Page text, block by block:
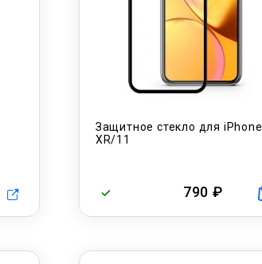
Защитное стекло для iPhone
XR/11
790 ₽